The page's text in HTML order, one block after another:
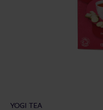
YOGI TEA